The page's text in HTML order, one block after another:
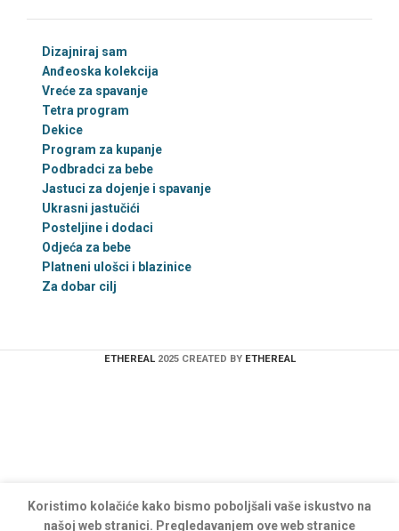
Dizajniraj sam
Anđeoska kolekcija
Vreće za spavanje
Tetra program
Dekice
Program za kupanje
Podbradci za bebe
Jastuci za dojenje i spavanje
Ukrasni jastučići
Posteljine i dodaci
Odjeća za bebe
Platneni ulošci i blazinice
Za dobar cilj
ETHEREAL 2025 CREATED BY ETHEREAL
Koristimo kolačiće kako bismo poboljšali vaše iskustvo na
našoj web stranici. Pregledavanjem ove web stranice